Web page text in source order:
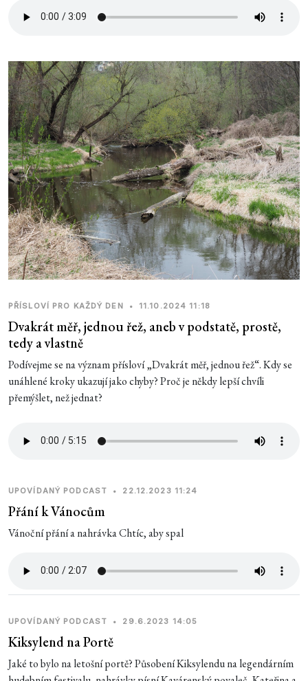
PŘÍSLOVÍ PRO KAŽDÝ DEN • 11.10.2024 11:18
Dvakrát měř, jednou řež, aneb v podstatě, prostě,
tedy a vlastně
Podívejme se na význam přísloví „Dvakrát měř, jednou řež“. Kdy se
unáhlené kroky ukazují jako chyby? Proč je někdy lepší chvíli
přemýšlet, než jednat?
UPOVÍDANÝ PODCAST • 22.12.2023 11:24
Přání k Vánocům
Vánoční přání a nahrávka Chtíc, aby spal
UPOVÍDANÝ PODCAST • 29.6.2023 14:05
Kiksylend na Portě
Jaké to bylo na letošní portě? Působení Kiksylendu na legendárním